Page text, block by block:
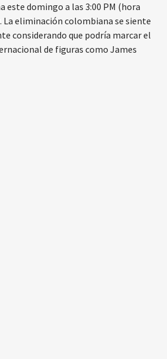
domingo a las 3:00 PM (hora
La eliminación colombiana se siente
considerando que podría marcar el
de figuras como James